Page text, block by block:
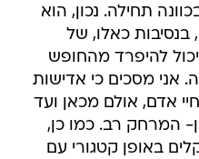
תחילה. נכון, הוא
כאלו, של
להיפרד מהחופש
של עד 20 שנה. אני מסכים כי אדישות
אדם, אולם מכאן ועד
המרחק רב. כמו כן,
באופן קטגורי עם